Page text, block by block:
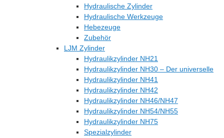
Hydraulische Zylinder
Hydraulische Werkzeuge
Hebezeuge
Zubehör
LJM Zylinder
Hydraulikzylinder NH21
Hydraulikzylinder NH30 – Der universelle
Hydraulikzylinder NH41
Hydraulikzylinder NH42
Hydraulikzylinder NH46/NH47
Hydraulikzylinder NH54/NH55
Hydraulikzylinder NH75
Spezialzylinder